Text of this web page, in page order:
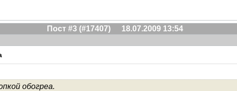
Пост #3 (#17407)
18.07.2009 13:54
обогреа.